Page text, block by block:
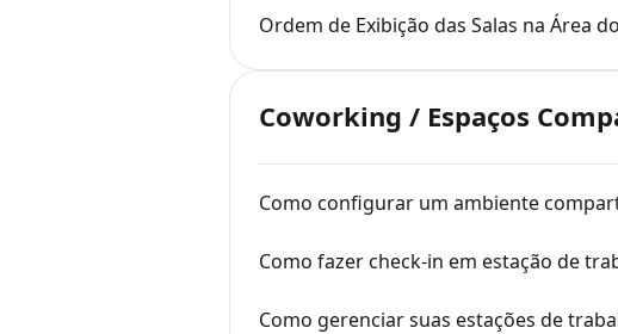
Ordem de Exibição das Salas na Área
Coworking / Espaços
Como configurar um ambiente
Como fazer check-in em estação de
Como gerenciar suas estações de